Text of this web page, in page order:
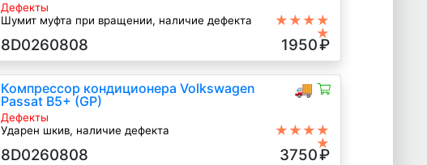
Дефекты
Шумит муфта при вращении, наличие дефекта
★★★★
★
8D0260808 1950₽
🚚
Компрессор кондиционера Volkswagen
Passat B5+ (GP)
Дефекты
Ударен шкив, наличие дефекта
★★★★
★
8D0260808 3750₽